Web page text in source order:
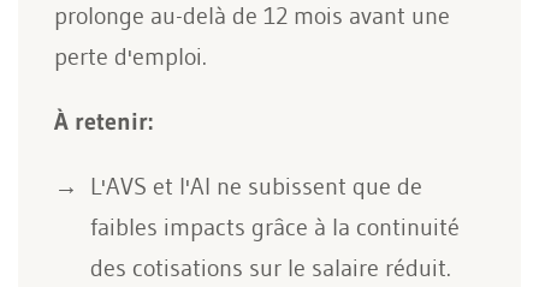
prolonge au-delà de 12 mois avant une
perte d'emploi.
À retenir:
L'AVS et l'AI ne subissent que de
faibles impacts grâce à la continuité
des cotisations sur le salaire réduit.